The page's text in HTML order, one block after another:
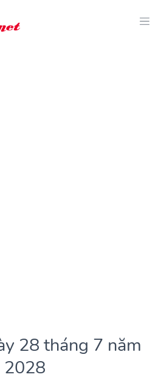
28 tháng 7 năm
2028